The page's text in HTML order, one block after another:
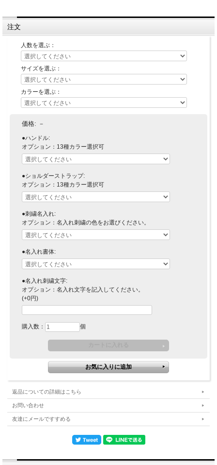
注文
人数を選ぶ：
サイズを選ぶ：
カラーを選ぶ：
価格: －
●ハンドル:
オプション：13種カラー選択可
●ショルダーストラップ:
オプション：13種カラー選択可
●刺繍名入れ:
オプション：名入れ刺繍の色をお選びください。
●名入れ書体:
●名入れ刺繍文字:
オプション：名入れ文字を記入してください。
(+0円)
購入数： 個
返品についての詳細はこちら
お問い合わせ
友達にメールですすめる